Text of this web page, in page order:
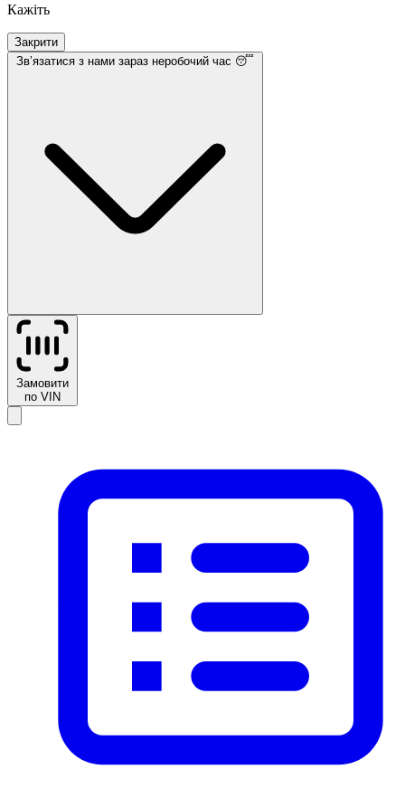
Кажіть
Закрити
Звʼязатися з нами зараз неробочий час 😴
Замовити
по VIN